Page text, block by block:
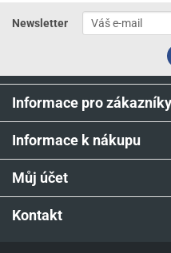
Newsletter
Informace pro zákazníky
Informace k nákupu
Můj účet
Kontakt